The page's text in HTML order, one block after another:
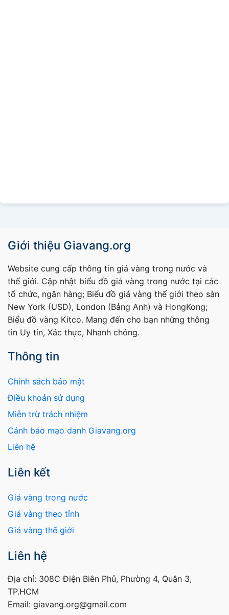
Giới thiệu Giavang.org
Website cung cấp thông tin giá vàng trong nước và
thế giới. Cập nhật biểu đồ giá vàng trong nước tại các
tổ chức, ngân hàng; Biểu đồ giá vàng thế giới theo sàn
New York (USD), London (Bảng Anh) và HongKong;
Biểu đồ vàng Kitco. Mang đến cho bạn những thông
tin Uy tín, Xác thực, Nhanh chóng.
Thông tin
Chính sách bảo mật
Điều khoản sử dụng
Miễn trừ trách nhiệm
Cảnh báo mạo danh Giavang.org
Liên hệ
Liên kết
Giá vàng trong nước
Giá vàng theo tỉnh
Giá vàng thế giới
Liên hệ
Địa chỉ: 308C Điện Biên Phủ, Phường 4, Quận 3,
TP.HCM
Email: giavang.org@gmail.com